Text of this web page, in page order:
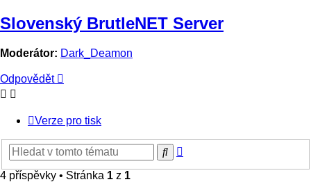
Slovenský BrutleNET Server
Moderátor: Dark_Deamon
Odpovědět
Verze pro tisk
Hledat
4 příspěvky • Stránka 1 z 1